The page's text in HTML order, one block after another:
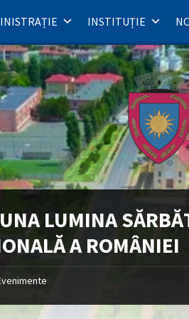
INSTITUȚIE
LUMINA
A ROMÂNIEI